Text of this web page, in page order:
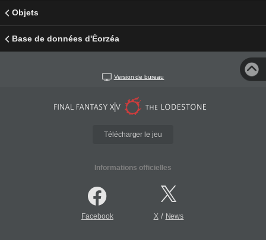
Objets
Base de données d'Éorzéa
Version de bureau
Télécharger le jeu
Informations officielles
Facebook X/ News